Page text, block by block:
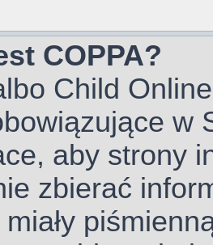
COPPA?
Child
w
aby strony
zbierać